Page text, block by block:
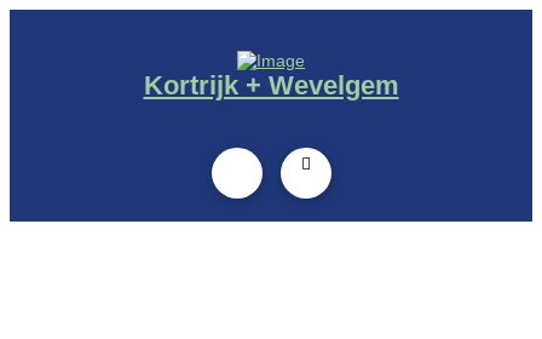
Kortrijk + Wevelgem